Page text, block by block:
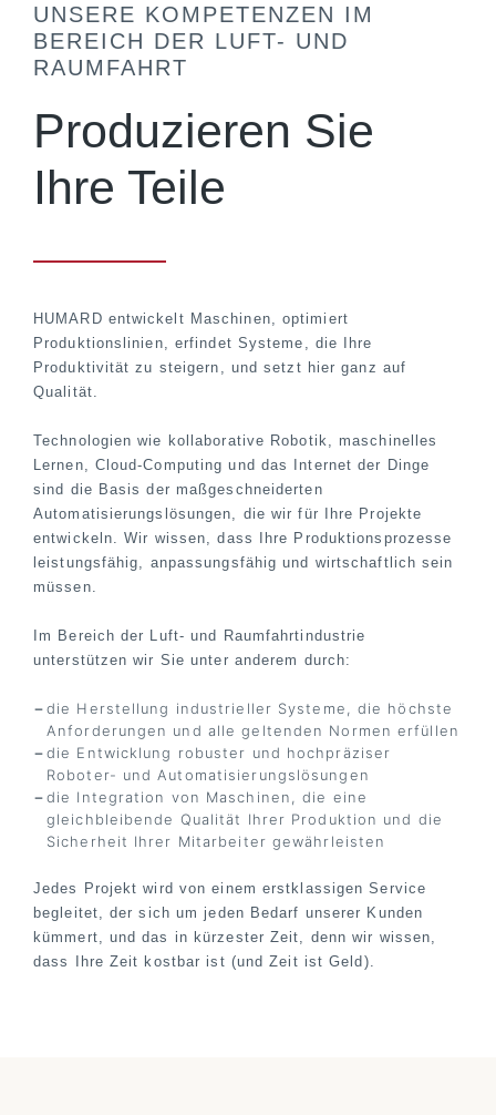
UNSERE KOMPETENZEN IM
BEREICH DER LUFT- UND
RAUMFAHRT
Produzieren Sie
Ihre Teile
HUMARD entwickelt Maschinen, optimiert
Produktionslinien, erfindet Systeme, die Ihre
Produktivität zu steigern, und setzt hier ganz auf
Qualität.
Technologien wie kollaborative Robotik, maschinelles
Lernen, Cloud-Computing und das Internet der Dinge
sind die Basis der maßgeschneiderten
Automatisierungslösungen, die wir für Ihre Projekte
entwickeln. Wir wissen, dass Ihre Produktionsprozesse
leistungsfähig, anpassungsfähig und wirtschaftlich sein
müssen.
Im Bereich der Luft- und Raumfahrtindustrie
unterstützen wir Sie unter anderem durch:
die Herstellung industrieller Systeme, die höchste
Anforderungen und alle geltenden Normen erfüllen
die Entwicklung robuster und hochpräziser
Roboter- und Automatisierungslösungen
die Integration von Maschinen, die eine
gleichbleibende Qualität Ihrer Produktion und die
Sicherheit Ihrer Mitarbeiter gewährleisten
Jedes Projekt wird von einem erstklassigen Service
begleitet, der sich um jeden Bedarf unserer Kunden
kümmert, und das in kürzester Zeit, denn wir wissen,
dass Ihre Zeit kostbar ist (und Zeit ist Geld).